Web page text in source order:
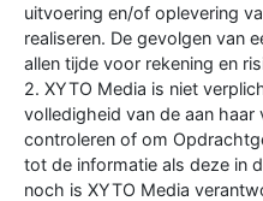
uitvoering en/of oplevering
realiseren. De gevolgen van
allen tijde voor rekening en
2. XYTO Media is niet
volledigheid van de aan
controleren of om
tot de informatie als deze in
noch is XYTO Media